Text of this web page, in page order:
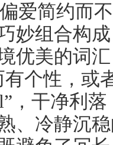
爱简约而
妙组合构
优美的词
有个性，或
，干净利
、冷静沉